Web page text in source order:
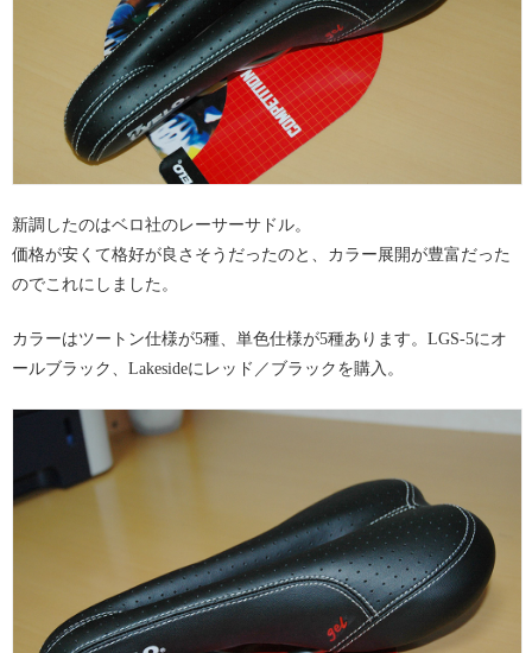
新調したのはベロ社のレーサーサドル。
価格が安くて格好が良さそうだったのと、カラー展開が豊富だった
のでこれにしました。
カラーはツートン仕様が5種、単色仕様が5種あります。LGS-5にオ
ールブラック、Lakesideにレッド／ブラックを購入。